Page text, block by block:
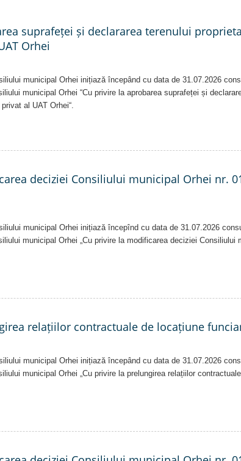
suprafeței și declararea terenului
Orhei
municipal Orhei inițiază începând cu data de 31.07.2026
municipal Orhei “Cu privire la aprobarea suprafeței și
al UAT Orhei“.
deciziei Consiliului municipal Orhei nr.
municipal Orhei inițiază începînd cu data de 31.07.2026
municipal Orhei „Cu privire la modificarea deciziei Consiliului
relațiilor contractuale de locațiune
municipal Orhei inițiază începând cu data de 31.07.2026
municipal Orhei „Cu privire la prelungirea relațiilor